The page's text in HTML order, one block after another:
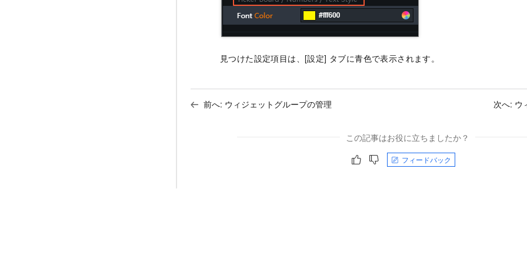
見つけた設定項目は、[設定] タブに青色で表示されます。
前へ: ウィジェットグループの管理 次へ: ウ
この記事はお役に立ちましたか？
フィードバック